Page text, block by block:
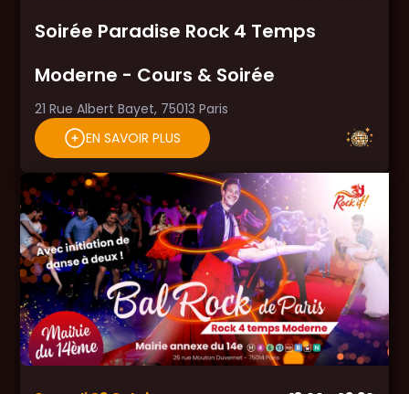
Soirée Paradise Rock 4 Temps
Moderne - Cours & Soirée
21 Rue Albert Bayet, 75013 Paris
EN SAVOIR PLUS